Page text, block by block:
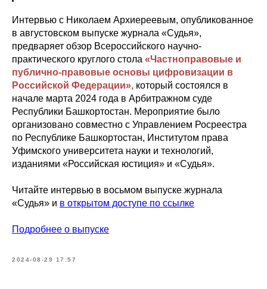
Интервью с Николаем Архиереевым, опубликованное
в августовском выпуске журнала «Судья»,
предваряет обзор Всероссийского научно-
практического круглого стола «Частноправовые и
публично-правовые основы цифровизации в
Российской Федерации», который состоялся в
начале марта 2024 года в Арбитражном суде
Республики Башкортостан. Мероприятие было
организовано совместно с Управлением Росреестра
по Республике Башкортостан, Институтом права
Уфимского университета науки и технологий,
изданиями «Российская юстиция» и «Судья».
Читайте интервью в восьмом выпуске журнала
«Судья» и в открытом доступе по ссылке
Подробнее о выпуске
2024-08-29 17:57